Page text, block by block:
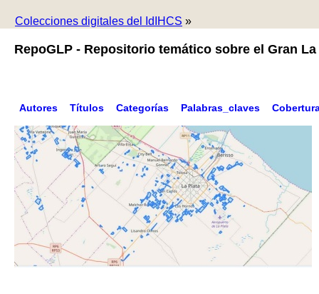
Colecciones digitales del IdIHCS »
RepoGLP - Repositorio temático sobre el Gran La
Autores Títulos Categorías Palabras_claves